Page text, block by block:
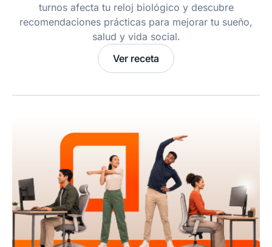
turnos afecta tu reloj biológico y descubre
recomendaciones prácticas para mejorar tu sueño,
salud y vida social.
Ver receta